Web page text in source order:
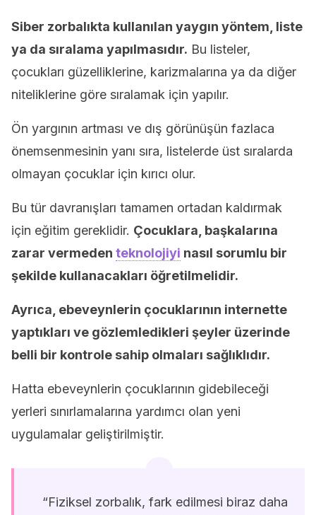
Siber zorbalıkta kullanılan yaygın yöntem, liste
ya da sıralama yapılmasıdır. Bu listeler,
çocukları güzelliklerine, karizmalarına ya da diğer
niteliklerine göre sıralamak için yapılır.
Ön yargının artması ve dış görünüşün fazlaca
önemsenmesinin yanı sıra, listelerde üst sıralarda
olmayan çocuklar için kırıcı olur.
Bu tür davranışları tamamen ortadan kaldırmak
için eğitim gereklidir. Çocuklara, başkalarına
zarar vermeden teknolojiyi nasıl sorumlu bir
şekilde kullanacakları öğretilmelidir.
Ayrıca, ebeveynlerin çocuklarının internette
yaptıkları ve gözlemledikleri şeyler üzerinde
belli bir kontrole sahip olmaları sağlıklıdır.
Hatta ebeveynlerin çocuklarının gidebileceği
yerleri sınırlamalarına yardımcı olan yeni
uygulamalar geliştirilmiştir.
“Fiziksel zorbalık, fark edilmesi biraz daha